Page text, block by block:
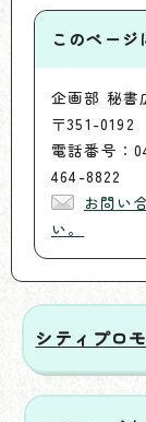
このページ
企画部 秘書
〒351-
電話番号：
464-8822
お問い
い。
シティプロ